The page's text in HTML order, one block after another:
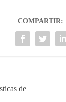
COMPARTIR:
de